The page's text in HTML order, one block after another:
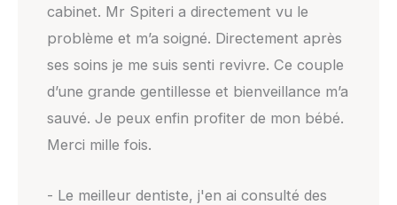
cabinet. Mr Spiteri a directement vu le
problème et m’a soigné. Directement après
ses soins je me suis senti revivre. Ce couple
d’une grande gentillesse et bienveillance m’a
sauvé. Je peux enfin profiter de mon bébé.
Merci mille fois.
- Le meilleur dentiste, j'en ai consulté des